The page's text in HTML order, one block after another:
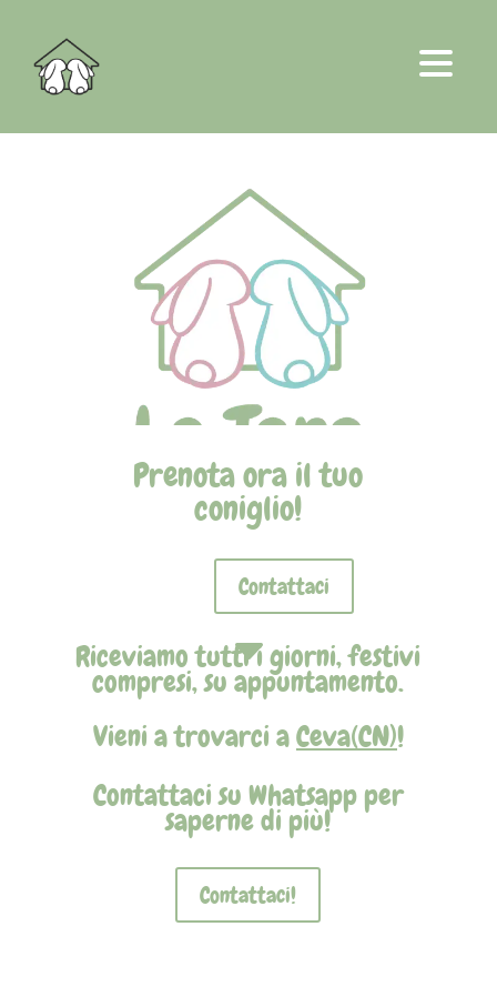
Prenota ora il tuo
coniglio!
Contattaci
C
Riceviamo tutti i giorni, festivi
compresi, su appuntamento.
Vieni a trovarci aCeva(CN)!
Contattaci su Whatsapp per
saperne di più!
Contattaci!